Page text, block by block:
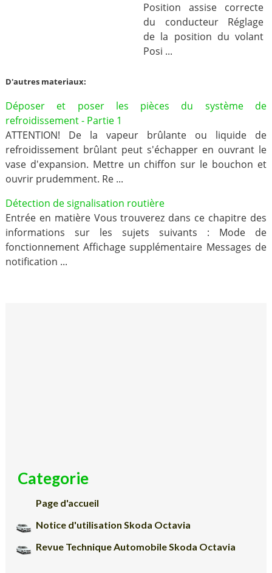
Position assise correcte
du conducteur Réglage
de la position du volant
Posi ...
D'autres materiaux:
Déposer et poser les pièces du système de
refroidissement - Partie 1
ATTENTION! De la vapeur brûlante ou liquide de
refroidissement brûlant peut s'échapper en ouvrant le
vase d'expansion. Mettre un chiffon sur le bouchon et
ouvrir prudemment. Re ...
Détection de signalisation routière
Entrée en matière Vous trouverez dans ce chapitre des
informations sur les sujets suivants : Mode de
fonctionnement Affichage supplémentaire Messages de
notification ...
Categorie
Page d'accueil
Notice d'utilisation Skoda Octavia
Revue Technique Automobile Skoda Octavia